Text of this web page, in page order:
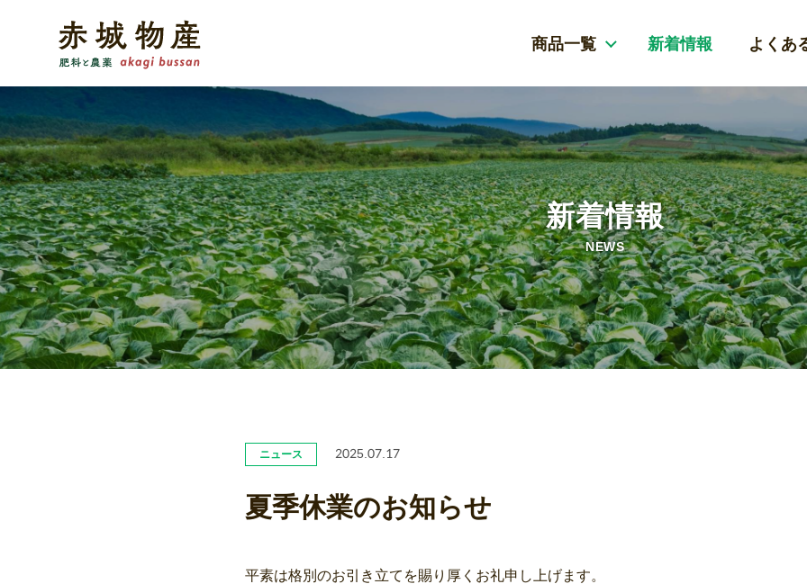
商品一覧 新着情報 よくあ
新着情報
NEWS
ニュース 2025.07.17
夏季休業のお知らせ
平素は格別のお引き立てを賜り厚くお礼申し上げます。